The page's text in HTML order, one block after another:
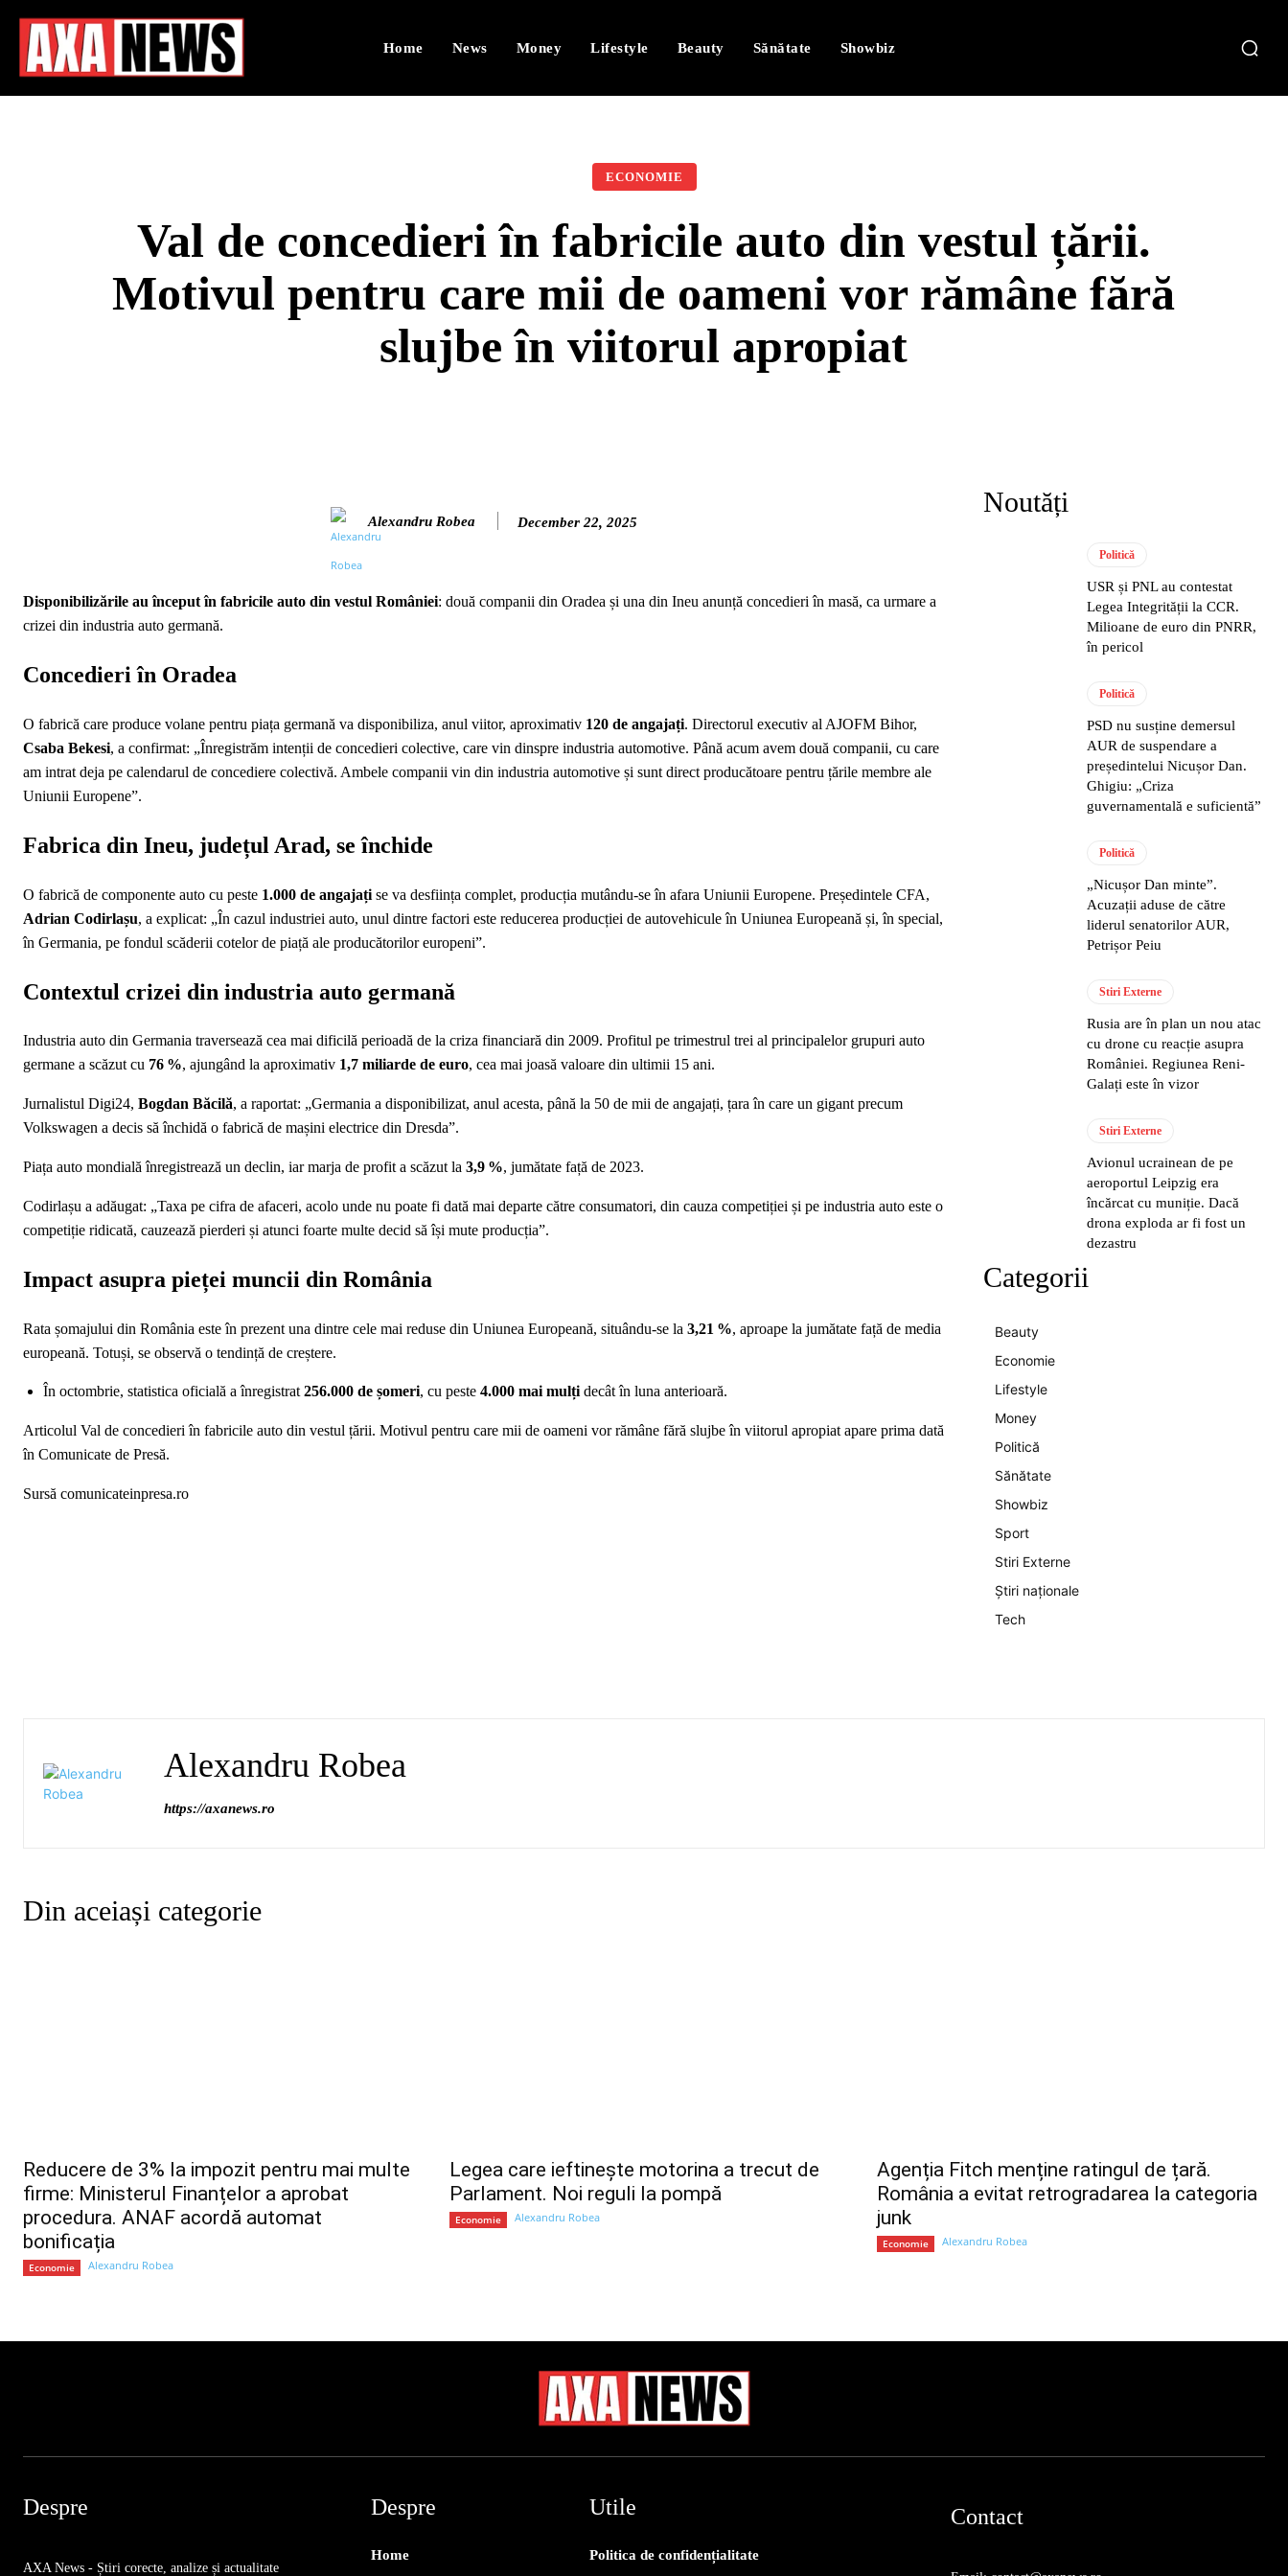
Home News Money Lifestyle Beauty Sănătate Showbiz
ECONOMIE
Val de concedieri în fabricile auto din vestul țării.
Motivul pentru care mii de oameni vor rămâne fără
slujbe în viitorul apropiat
Alexandru Robea December 22, 2025
Disponibilizările au început în fabricile auto din vestul României: două companii din Oradea și una din Ineu anunță concedieri în masă, ca urmare a
crizei din industria auto germană.
Concedieri în Oradea
O fabrică care produce volane pentru piața germană va disponibiliza, anul viitor, aproximativ 120 de angajați. Directorul executiv al AJOFM Bihor,
Csaba Bekesi, a confirmat: „Înregistrăm intenții de concedieri colective, care vin dinspre industria automotive. Până acum avem două companii, cu care
am intrat deja pe calendarul de concediere colectivă. Ambele companii vin din industria automotive și sunt direct producătoare pentru țările membre ale
Uniunii Europene”.
Fabrica din Ineu, județul Arad, se închide
O fabrică de componente auto cu peste 1.000 de angajați se va desființa complet, producția mutându-se în afara Uniunii Europene. Președintele CFA,
Adrian Codirlașu, a explicat: „În cazul industriei auto, unul dintre factori este reducerea producției de autovehicule în Uniunea Europeană și, în special,
în Germania, pe fondul scăderii cotelor de piață ale producătorilor europeni”.
Contextul crizei din industria auto germană
Industria auto din Germania traversează cea mai dificilă perioadă de la criza financiară din 2009. Profitul pe trimestrul trei al principalelor grupuri auto
germane a scăzut cu 76 %, ajungând la aproximativ 1,7 miliarde de euro, cea mai joasă valoare din ultimii 15 ani.
Jurnalistul Digi24, Bogdan Băcilă, a raportat: „Germania a disponibilizat, anul acesta, până la 50 de mii de angajați, țara în care un gigant precum
Volkswagen a decis să închidă o fabrică de mașini electrice din Dresda”.
Piața auto mondială înregistrează un declin, iar marja de profit a scăzut la 3,9 %, jumătate față de 2023.
Codirlașu a adăugat: „Taxa pe cifra de afaceri, acolo unde nu poate fi dată mai departe către consumatori, din cauza competiției și pe industria auto este o
competiție ridicată, cauzează pierderi și atunci foarte multe decid să își mute producția”.
Impact asupra pieței muncii din România
Rata șomajului din România este în prezent una dintre cele mai reduse din Uniunea Europeană, situându-se la 3,21 %, aproape la jumătate față de media
europeană. Totuși, se observă o tendință de creștere.
În octombrie, statistica oficială a înregistrat 256.000 de șomeri, cu peste 4.000 mai mulți decât în luna anterioară.
Articolul Val de concedieri în fabricile auto din vestul țării. Motivul pentru care mii de oameni vor rămâne fără slujbe în viitorul apropiat apare prima dată
în Comunicate de Presă.
Sursă comunicateinpresa.ro
Noutăți
Politică
USR și PNL au contestat
Legea Integrității la CCR.
Milioane de euro din PNRR,
în pericol
Politică
PSD nu susține demersul
AUR de suspendare a
președintelui Nicușor Dan.
Ghigiu: „Criza
guvernamentală e suficientă”
Politică
„Nicușor Dan minte”.
Acuzații aduse de către
liderul senatorilor AUR,
Petrișor Peiu
Stiri Externe
Rusia are în plan un nou atac
cu drone cu reacție asupra
României. Regiunea Reni-
Galați este în vizor
Stiri Externe
Avionul ucrainean de pe
aeroportul Leipzig era
încărcat cu muniție. Dacă
drona exploda ar fi fost un
dezastru
Categorii
Beauty
Economie
Lifestyle
Money
Politică
Sănătate
Showbiz
Sport
Stiri Externe
Știri naționale
Tech
Alexandru Robea
https://axanews.ro
Din aceiași categorie
Reducere de 3% la impozit pentru mai multe
firme: Ministerul Finanțelor a aprobat
procedura. ANAF acordă automat
bonificația
Economie Alexandru Robea
Legea care ieftinește motorina a trecut de
Parlament. Noi reguli la pompă
Economie Alexandru Robea
Agenția Fitch menține ratingul de țară.
România a evitat retrogradarea la categoria
junk
Economie Alexandru Robea
Despre
AXA News - Știri corecte, analize și actualitate
Despre
Home
Utile
Politica de confidențialitate
Contact